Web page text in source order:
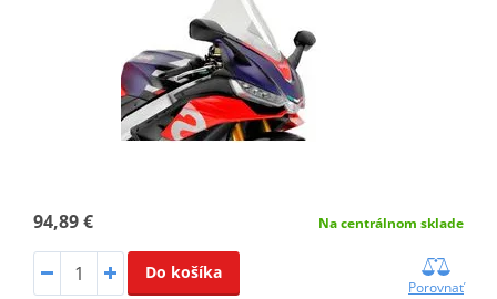
94,89 € Na centrálnom sklade
Do košíka
Porovnať